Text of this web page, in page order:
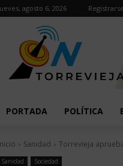
agosto 6, 2026
PORTADA POLÍTICA
Sanidad Torrevieja
Sanidad Sociedad